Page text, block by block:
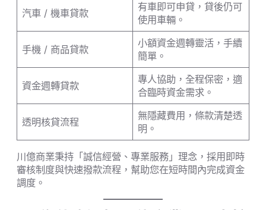
汽車 / 機車貸款
有車即可申貸，貸後仍可
使用車輛。
手機 / 商品貸款
小額資金週轉靈活，手續
簡單。
資金週轉貸款
專人協助，全程保密，適
合臨時資金需求。
透明核貸流程
無隱藏費用，條款清楚透
明。
川億商業秉持「誠信經營、專業服務」理念，採用即時
審核制度與快速撥款流程，幫助您在短時間內完成資金
調度。